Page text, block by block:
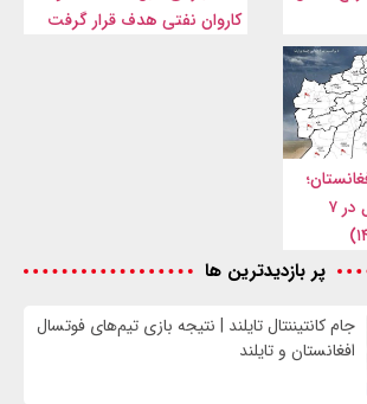
کاروان نفتی هدف قرار گرفت
وقوع بارندگی و سیل در ۷
پر بازدیدترین ها
جام کانتیننتال تایلند | نتیجه بازی تیم‌های فوتسال
افغانستان و تایلند